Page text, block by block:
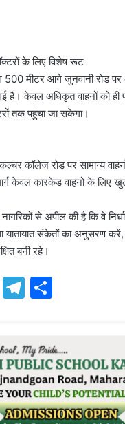
के लिए विशेष रूट
मीटर आगे जुनवानी रोड
गई है। केवल अधिकृत वाहनों को
तक पहुंचा जा सकेगा।
कॉलेज रोड पर सामान्य
केवल कारकेड वाहनों के लिए
से अपील की है कि वे
संकेतों का अनुसरण करें,
बनी रहे।
X
T
gr
a
m
e